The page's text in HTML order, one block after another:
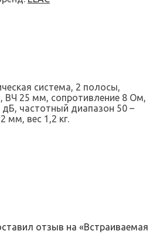
система, 2 полосы,
ВЧ 25 мм, сопротивление 8 Ом,
дБ, частотный диапазон 50 –
мм, вес 1,2 кг.
отзыв на «Встраиваемая